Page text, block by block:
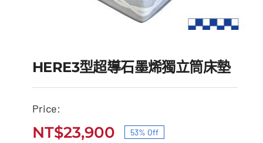
HERE3型超導石墨烯獨
HERE3型超導石墨烯獨立筒床墊
Price:
NT$23,900 53% Off